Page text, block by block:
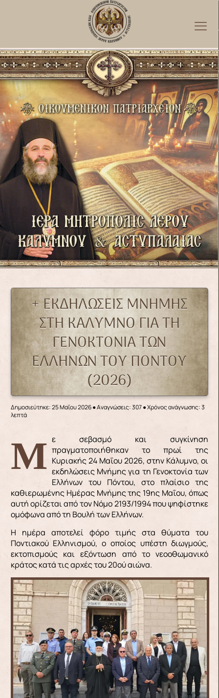
+ ΕΚΔΗΛΏΣΕΙΣ ΜΝΉΜΗΣ
ΣΤΗ ΚΆΛΥΜΝΟ ΓΙΑ ΤΗ
ΓΕΝΟΚΤΟΝΊΑ ΤΩΝ
ΕΛΛΉΝΩΝ ΤΟΥ ΠΌΝΤΟΥ
(2026)
Δημοσιεύτηκε: 25 Μαΐου 2026●Αναγνώσεις: 307● Χρόνος ανάγνωσης: 3
λεπτά
Με σεβασμό και συγκίνηση πραγματοποιήθηκαν το πρωί της
Κυριακής 24 Μαΐου 2026, στην Κάλυμνο, οι
εκδηλώσεις Μνήμης για τη Γενοκτονία των
Ελλήνων του Πόντου, στο πλαίσιο της
καθιερωμένης Ημέρας Μνήμης της 19ης Μαΐου, όπως
αυτή ορίζεται από τον Νόμο 2193/1994 που ψηφίστηκε
ομόφωνα από τη Βουλή των Ελλήνων.
Η ημέρα αποτελεί φόρο τιμής στα θύματα του
Ποντιακού Ελληνισμού, ο οποίος υπέστη διωγμούς,
εκτοπισμούς και εξόντωση από το νεοοθωμανικό
κράτος κατά τις αρχές του 20ού αιώνα.